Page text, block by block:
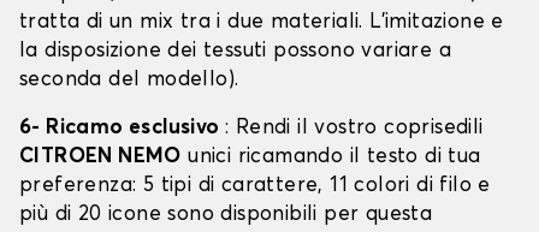
tratta di un mix tra i due materiali. L'imitazione e
la disposizione dei tessuti possono variare a
seconda del modello).
6- Ricamo esclusivo : Rendi il vostro coprisedili
CITROEN NEMO unici ricamando il testo di tua
preferenza: 5 tipi di carattere, 11 colori di filo e
più di 20 icone sono disponibili per questa